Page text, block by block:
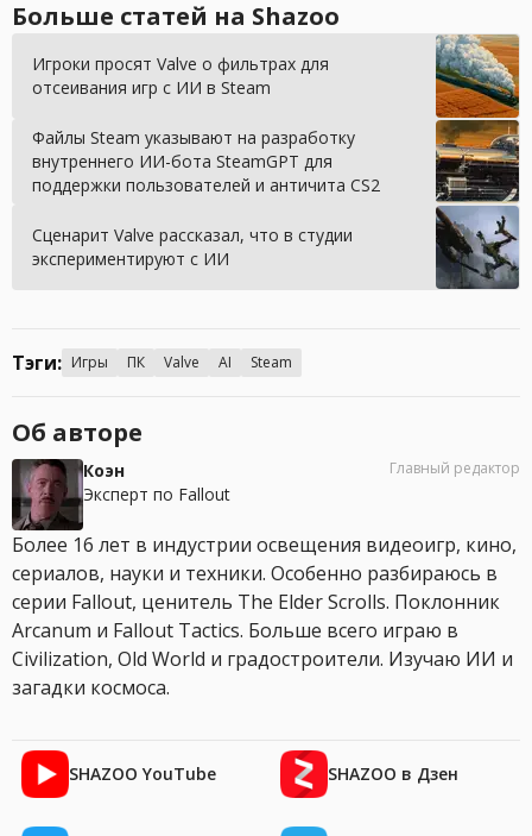
Больше статей на Shazoo
Игроки просят Valve о фильтрах для
отсеивания игр с ИИ в Steam
Файлы Steam указывают на разработку
внутреннего ИИ-бота SteamGPT для
поддержки пользователей и античита CS2
Сценарит Valve рассказал, что в студии
экспериментируют с ИИ
Тэги: Игры ПК Valve AI Steam
Об авторе
Коэн
Эксперт по Fallout
Главный редактор
Более 16 лет в индустрии освещения видеоигр, кино,
сериалов, науки и техники. Особенно разбираюсь в
серии Fallout, ценитель The Elder Scrolls. Поклонник
Arcanum и Fallout Tactics. Больше всего играю в
Civilization, Old World и градостроители. Изучаю ИИ и
загадки космоса.
SHAZOO YouTube SHAZOO в Дзен